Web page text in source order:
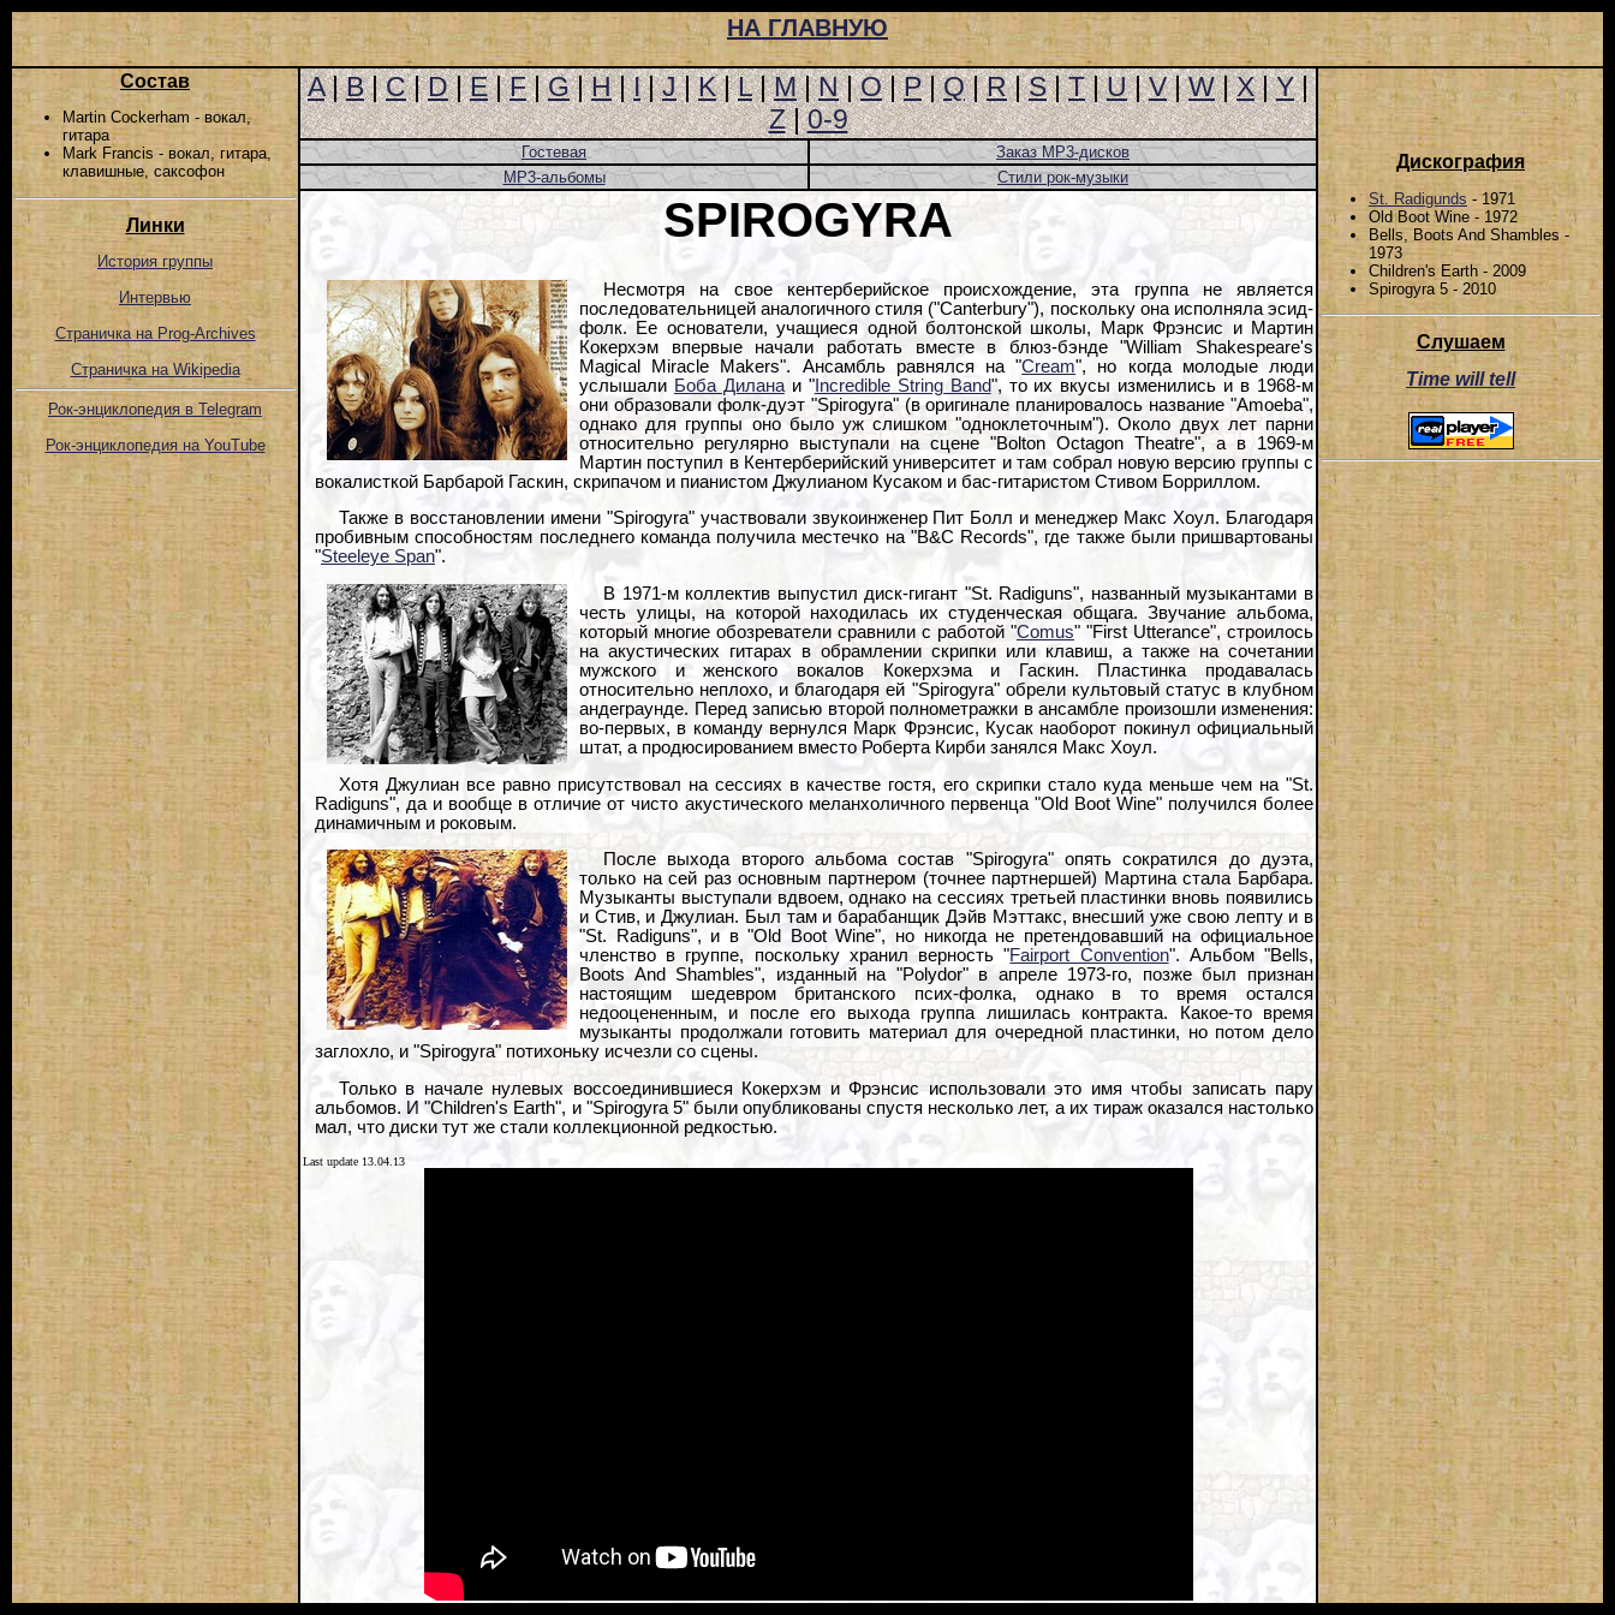
НА ГЛАВНУЮ
Состав
Martin Cockerham - вокал,
гитара
Mark Francis - вокал, гитара,
клавишные, саксофон
Линки
История группы
Интервью
Страничка на Prog-Archives
Страничка на Wikipedia
Рок-энциклопедия в Telegram
Рок-энциклопедия на YouTube
A|B|C|D|E|F|G|H|I|J|K|L|M|N|O|P|Q|R|S|T|U|V|W|X|Y|
Z|0-9
Дискография
St. Radigunds - 1971
Old Boot Wine - 1972
Bells, Boots And Shambles -
1973
Children's Earth - 2009
Spirogyra 5 - 2010
Слушаем
Time will tell
Гостевая
Заказ MP3-дисков
MP3-альбомы
Стили рок-музыки
SPIROGYRA
Несмотря на свое кентерберийское происхождение, эта группа не является
последовательницей аналогичного стиля ("Canterbury"), поскольку она исполняла эсид-
фолк. Ее основатели, учащиеся одной болтонской школы, Марк Фрэнсис и Мартин
Кокерхэм впервые начали работать вместе в блюз-бэнде "William Shakespeare's
Magical Miracle Makers". Ансамбль равнялся на "Cream", но когда молодые люди
услышали Боба Диланаи "Incredible String Band", то их вкусы изменились и в 1968-м
они образовали фолк-дуэт "Spirogyra" (в оригинале планировалось название "Amoeba",
однако для группы оно было уж слишком "одноклеточным"). Около двух лет парни
относительно регулярно выступали на сцене "Bolton Octagon Theatre", а в 1969-м
Мартин поступил в Кентерберийский университет и там собрал новую версию группы с
вокалисткой Барбарой Гаскин, скрипачом и пианистом Джулианом Кусаком и бас-гитаристом Стивом Борриллом.
Также в восстановлении имени "Spirogyra" участвовали звукоинженер Пит Болл и менеджер Макс Хоул. Благодаря
пробивным способностям последнего команда получила местечко на "B&C Records", где также были пришвартованы
"Steeleye Span".
В 1971-м коллектив выпустил диск-гигант "St. Radiguns", названный музыкантами в
честь улицы, на которой находилась их студенческая общага. Звучание альбома,
который многие обозреватели сравнили с работой "Comus" "First Utterance", строилось
на акустических гитарах в обрамлении скрипки или клавиш, а также на сочетании
мужского и женского вокалов Кокерхэма и Гаскин. Пластинка продавалась
относительно неплохо, и благодаря ей "Spirogyra" обрели культовый статус в клубном
андеграунде. Перед записью второй полнометражки в ансамбле произошли изменения:
во-первых, в команду вернулся Марк Фрэнсис, Кусак наоборот покинул официальный
штат, а продюсированием вместо Роберта Кирби занялся Макс Хоул.
Хотя Джулиан все равно присутствовал на сессиях в качестве гостя, его скрипки стало куда меньше чем на "St.
Radiguns", да и вообще в отличие от чисто акустического меланхоличного первенца "Old Boot Wine" получился более
динамичным и роковым.
После выхода второго альбома состав "Spirogyra" опять сократился до дуэта,
только на сей раз основным партнером (точнее партнершей) Мартина стала Барбара.
Музыканты выступали вдвоем, однако на сессиях третьей пластинки вновь появились
и Стив, и Джулиан. Был там и барабанщик Дэйв Мэттакс, внесший уже свою лепту и в
"St. Radiguns", и в "Old Boot Wine", но никогда не претендовавший на официальное
членство в группе, поскольку хранил верность "Fairport Convention". Альбом "Bells,
Boots And Shambles", изданный на "Polydor" в апреле 1973-го, позже был признан
настоящим шедевром британского псих-фолка, однако в то время остался
недооцененным, и после его выхода группа лишилась контракта. Какое-то время
музыканты продолжали готовить материал для очередной пластинки, но потом дело
заглохло, и "Spirogyra" потихоньку исчезли со сцены.
Только в начале нулевых воссоединившиеся Кокерхэм и Фрэнсис использовали это имя чтобы записать пару
альбомов. И "Children's Earth", и "Spirogyra 5" были опубликованы спустя несколько лет, а их тираж оказался настолько
мал, что диски тут же стали коллекционной редкостью.
Last update 13.04.13